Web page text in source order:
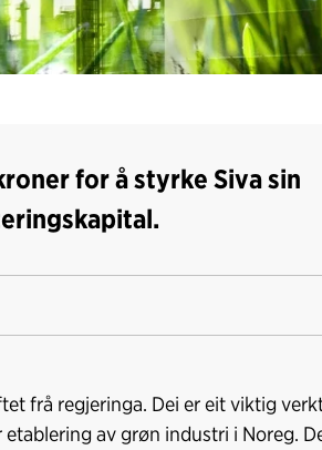
for å styrke Siva sin
frå regjeringa. Dei er eit viktig
av grøn industri i Noreg.